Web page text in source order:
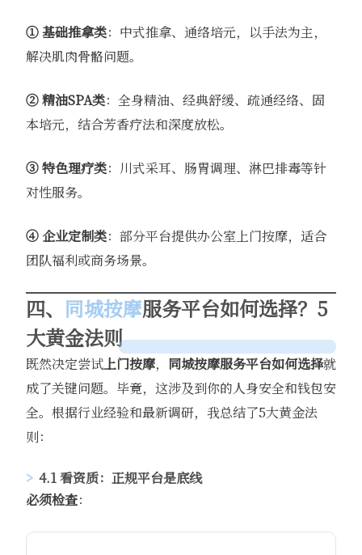
① 基础推拿类：中式推拿、通络培元，以手法为主，
解决肌肉骨骼问题。
② 精油SPA类：全身精油、经典舒缓、疏通经络、固
本培元，结合芳香疗法和深度放松。
③ 特色理疗类：川式采耳、肠胃调理、淋巴排毒等针
对性服务。
④ 企业定制类：部分平台提供办公室上门按摩，适合
团队福利或商务场景。
四、 同城按摩服务平台如何选择？5
大黄金法则
既然决定尝试上门按摩， 同城按摩服务平台如何选择就
成了关键问题。毕竟，这涉及到你的人身安全和钱包安
全。根据行业经验和最新调研，我总结了5大黄金法
则：
4.1 看资质：正规平台是底线
必须检查：